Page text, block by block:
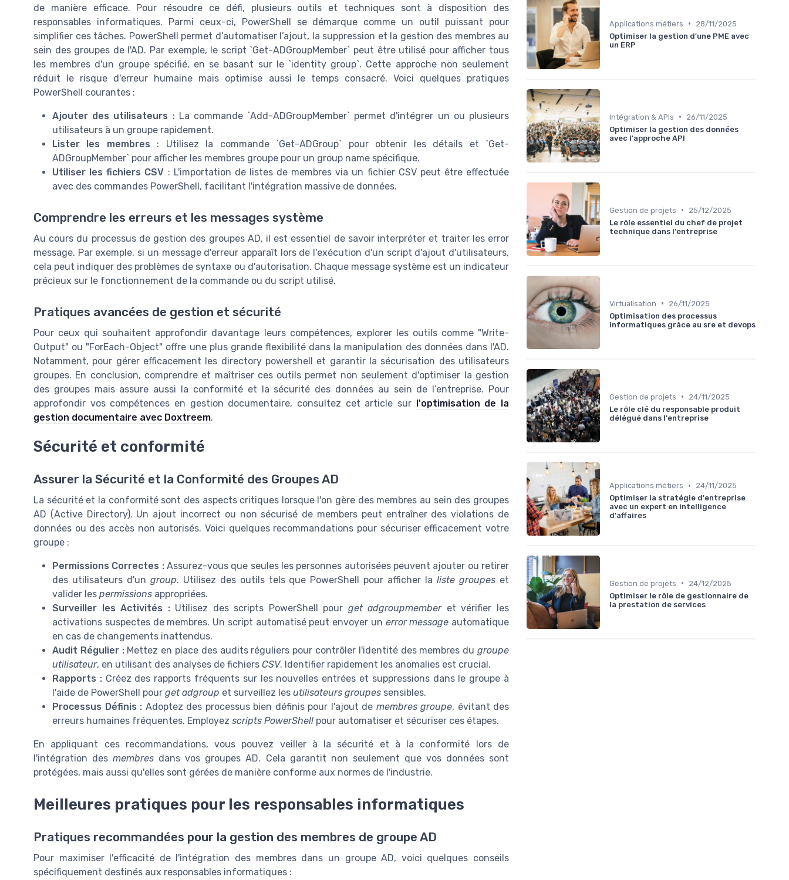
de manière efficace. Pour résoudre ce défi, plusieurs outils et techniques sont à disposition des
responsables informatiques. Parmi ceux-ci, PowerShell se démarque comme un outil puissant pour
simplifier ces tâches. PowerShell permet d’automatiser l’ajout, la suppression et la gestion des membres au
sein des groupes de l'AD. Par exemple, le script `Get-ADGroupMember` peut être utilisé pour afficher tous
les membres d'un groupe spécifié, en se basant sur le `identity group`. Cette approche non seulement
réduit le risque d'erreur humaine mais optimise aussi le temps consacré. Voici quelques pratiques
PowerShell courantes :
Ajouter des utilisateurs : La commande `Add-ADGroupMember` permet d'intégrer un ou plusieurs
utilisateurs à un groupe rapidement.
Lister les membres : Utilisez la commande `Get-ADGroup` pour obtenir les détails et `Get-
ADGroupMember` pour afficher les membres groupe pour un group name spécifique.
Utiliser les fichiers CSV : L'importation de listes de membres via un fichier CSV peut être effectuée
avec des commandes PowerShell, facilitant l'intégration massive de données.
Comprendre les erreurs et les messages système
Au cours du processus de gestion des groupes AD, il est essentiel de savoir interpréter et traiter les error
message. Par exemple, si un message d'erreur apparaît lors de l'exécution d'un script d'ajout d'utilisateurs,
cela peut indiquer des problèmes de syntaxe ou d'autorisation. Chaque message système est un indicateur
précieux sur le fonctionnement de la commande ou du script utilisé.
Pratiques avancées de gestion et sécurité
Pour ceux qui souhaitent approfondir davantage leurs compétences, explorer les outils comme "Write-
Output" ou "ForEach-Object" offre une plus grande flexibilité dans la manipulation des données dans l'AD.
Notamment, pour gérer efficacement les directory powershell et garantir la sécurisation des utilisateurs
groupes. En conclusion, comprendre et maîtriser ces outils permet non seulement d'optimiser la gestion
des groupes mais assure aussi la conformité et la sécurité des données au sein de l’entreprise. Pour
approfondir vos compétences en gestion documentaire, consultez cet article sur l'optimisation de la
gestion documentaire avec Doxtreem.
Sécurité et conformité
Assurer la Sécurité et la Conformité des Groupes AD
La sécurité et la conformité sont des aspects critiques lorsque l'on gère des membres au sein des groupes
AD (Active Directory). Un ajout incorrect ou non sécurisé de members peut entraîner des violations de
données ou des accès non autorisés. Voici quelques recommandations pour sécuriser efficacement votre
groupe :
Permissions Correctes :Assurez-vous que seules les personnes autorisées peuvent ajouter ou retirer
des utilisateurs d'un group. Utilisez des outils tels que PowerShell pour afficher laliste groupes et
valider les permissions appropriées.
Surveiller les Activités :Utilisez des scripts PowerShell pour get adgroupmemberet vérifier les
activations suspectes de membres. Un script automatisé peut envoyer un error message automatique
en cas de changements inattendus.
Audit Régulier :Mettez en place des audits réguliers pour contrôler l'identité des membres dugroupe
utilisateur, en utilisant des analyses de fichiers CSV. Identifier rapidement les anomalies est crucial.
Rapports :Créez des rapports fréquents sur les nouvelles entrées et suppressions dans le groupe à
l'aide de PowerShell pour get adgroup et surveillez les utilisateurs groupes sensibles.
Processus Définis : Adoptez des processus bien définis pour l'ajout de membres groupe, évitant des
erreurs humaines fréquentes. Employez scripts PowerShell pour automatiser et sécuriser ces étapes.
En appliquant ces recommandations, vous pouvez veiller à la sécurité et à la conformité lors de
l'intégration desmembres dans vos groupes AD. Cela garantit non seulement que vos données sont
protégées, mais aussi qu'elles sont gérées de manière conforme aux normes de l'industrie.
Meilleures pratiques pour les responsables informatiques
Pratiques recommandées pour la gestion des membres de groupe AD
Pour maximiser l'efficacité de l'intégration des membres dans un groupe AD, voici quelques conseils
spécifiquement destinés aux responsables informatiques :
Applications métiers •
28/11/2025
Optimiser la gestion d'une PME avec
un ERP
Intégration & APIs •
26/11/2025
Optimiser la gestion des données
avec l'approche API
Gestion de projets •
25/12/2025
Le rôle essentiel du chef de projet
technique dans l'entreprise
Virtualisation •
26/11/2025
Optimisation des processus
informatiques grâce au sre et devops
Gestion de projets •
24/11/2025
Le rôle clé du responsable produit
délégué dans l'entreprise
Applications métiers •
24/11/2025
Optimiser la stratégie d'entreprise
avec un expert en intelligence
d'affaires
Gestion de projets •
24/12/2025
Optimiser le rôle de gestionnaire de
la prestation de services